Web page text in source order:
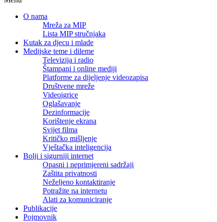
O nama
Mreža za MIP
Lista MIP stručnjaka
Kutak za djecu i mlade
Medijske teme i dileme
Televizija i radio
Štampani i online mediji
Platforme za dijeljenje videozapisa
Društvene mreže
Videoigrice
Oglašavanje
Dezinformacije
Korištenje ekrana
Svijet filma
Kritičko mišljenje
Vještačka inteligencija
Bolji i sigurniji internet
Opasni i neprimjereni sadržaji
Zaštita privatnosti
Neželjeno kontaktiranje
Potražite na internetu
Alati za komuniciranje
Publikacije
Pojmovnik